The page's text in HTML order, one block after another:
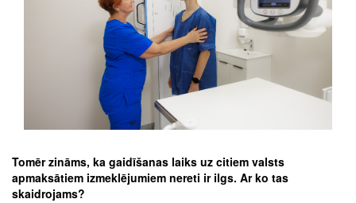
Tomēr zināms, ka gaidīšanas laiks uz citiem valsts
apmaksātiem izmeklējumiem nereti ir ilgs. Ar ko tas
skaidrojams?